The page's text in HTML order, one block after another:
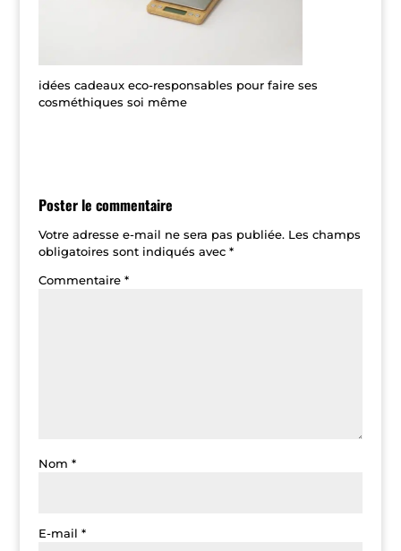
idées cadeaux eco-responsables pour faire ses
cosméthiques soi même
Poster le commentaire
Votre adresse e-mail ne sera pas publiée. Les champs
obligatoires sont indiqués avec *
Commentaire *
Nom *
E-mail *